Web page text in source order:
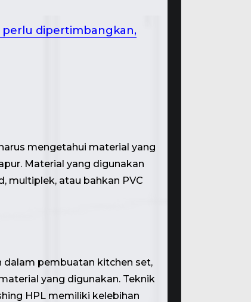
dipertimbangkan,
mengetahui material yang
Material yang digunakan
multiplek, atau bahkan PVC
dalam pembuatan kitchen set,
yang digunakan. Teknik
HPL memiliki kelebihan